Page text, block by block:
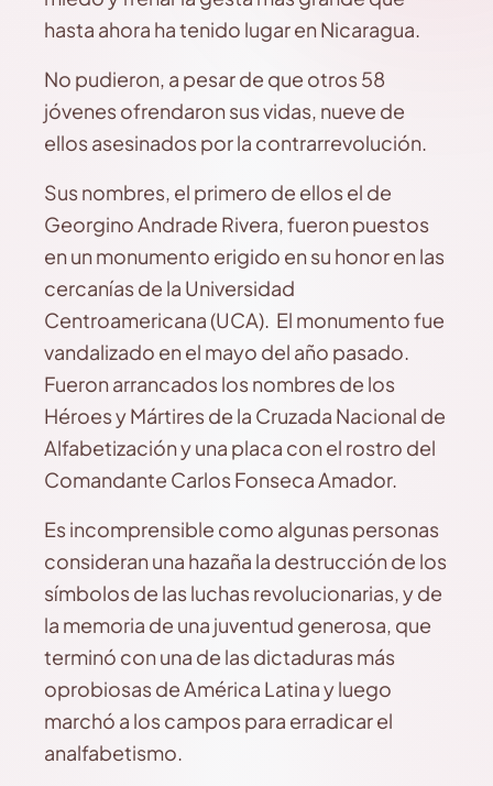
hasta ahora ha tenido lugar en Nicaragua.
No pudieron, a pesar de que otros 58
jóvenes ofrendaron sus vidas, nueve de
ellos asesinados por la contrarrevolución.
Sus nombres, el primero de ellos el de
Georgino Andrade Rivera, fueron puestos
en un monumento erigido en su honor en las
cercanías de la Universidad
Centroamericana (UCA). El monumento fue
vandalizado en el mayo del año pasado.
Fueron arrancados los nombres de los
Héroes y Mártires de la Cruzada Nacional de
Alfabetización y una placa con el rostro del
Comandante Carlos Fonseca Amador.
Es incomprensible como algunas personas
consideran una hazaña la destrucción de los
símbolos de las luchas revolucionarias, y de
la memoria de una juventud generosa, que
terminó con una de las dictaduras más
oprobiosas de América Latina y luego
marchó a los campos para erradicar el
analfabetismo.